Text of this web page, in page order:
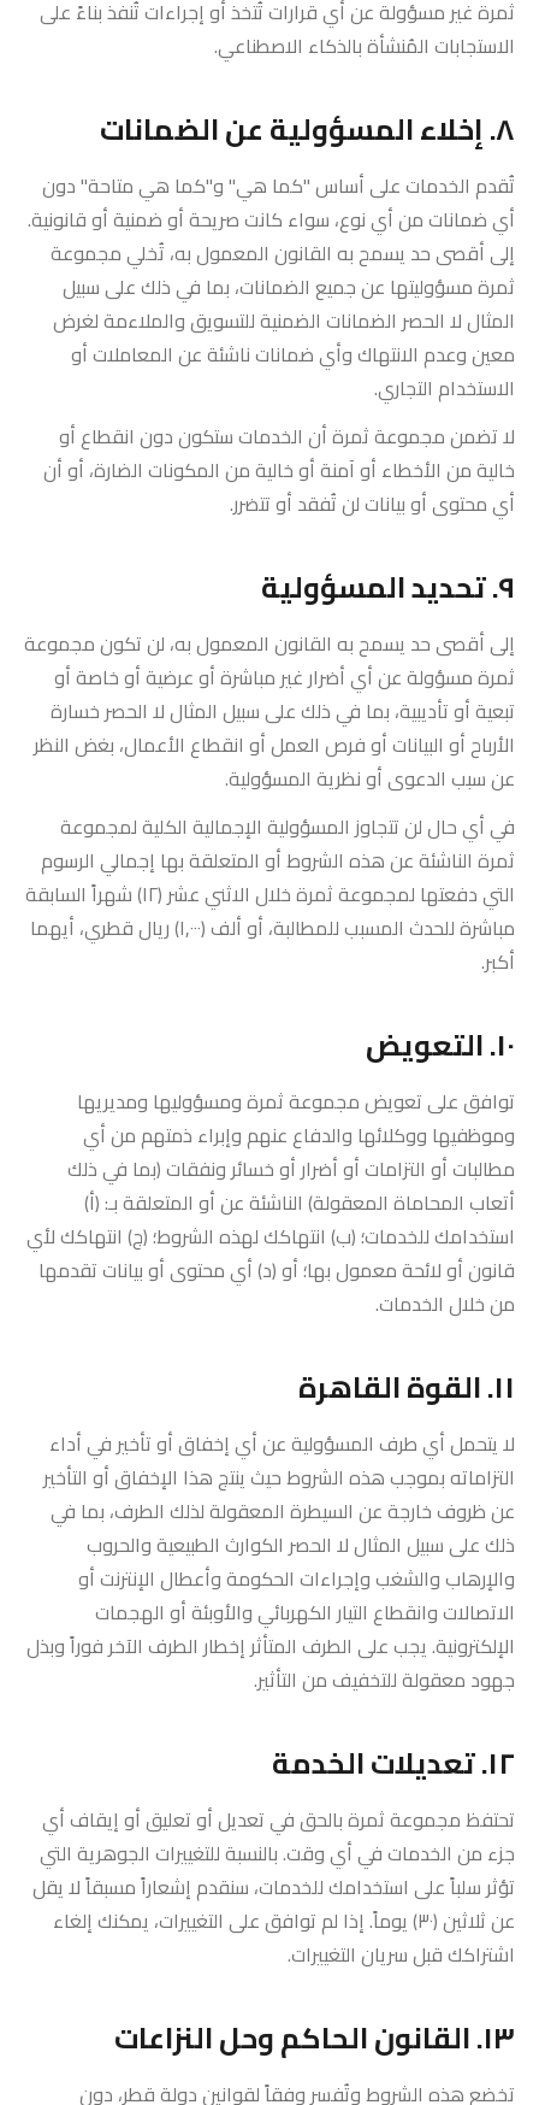
ثمرة غير مسؤولة عن أي قرارات تُتخذ أو إجراءات تُنفذ بناءً على
الاستجابات المُنشأة بالذكاء الاصطناعي.
٨. إخلاء المسؤولية عن الضمانات
تُقدم الخدمات على أساس "كما هي" و"كما هي متاحة" دون
أي ضمانات من أي نوع، سواء كانت صريحة أو ضمنية أو قانونية.
إلى أقصى حد يسمح به القانون المعمول به، تُخلي مجموعة
ثمرة مسؤوليتها عن جميع الضمانات، بما في ذلك على سبيل
المثال لا الحصر الضمانات الضمنية للتسويق والملاءمة لغرض
معين وعدم الانتهاك وأي ضمانات ناشئة عن المعاملات أو
الاستخدام التجاري.
لا تضمن مجموعة ثمرة أن الخدمات ستكون دون انقطاع أو
خالية من الأخطاء أو آمنة أو خالية من المكونات الضارة، أو أن
أي محتوى أو بيانات لن تُفقد أو تتضرر.
٩. تحديد المسؤولية
إلى أقصى حد يسمح به القانون المعمول به، لن تكون مجموعة
ثمرة مسؤولة عن أي أضرار غير مباشرة أو عرضية أو خاصة أو
تبعية أو تأديبية، بما في ذلك على سبيل المثال لا الحصر خسارة
الأرباح أو البيانات أو فرص العمل أو انقطاع الأعمال، بغض النظر
عن سبب الدعوى أو نظرية المسؤولية.
في أي حال لن تتجاوز المسؤولية الإجمالية الكلية لمجموعة
ثمرة الناشئة عن هذه الشروط أو المتعلقة بها إجمالي الرسوم
التي دفعتها لمجموعة ثمرة خلال الاثني عشر (١٢) شهراً السابقة
مباشرة للحدث المسبب للمطالبة، أو ألف (١,٠٠٠) ريال قطري، أيهما
أكبر.
١٠. التعويض
توافق على تعويض مجموعة ثمرة ومسؤوليها ومديريها
وموظفيها ووكلائها والدفاع عنهم وإبراء ذمتهم من أي
مطالبات أو التزامات أو أضرار أو خسائر ونفقات (بما في ذلك
أتعاب المحاماة المعقولة) الناشئة عن أو المتعلقة بـ: (أ)
استخدامك للخدمات؛ (ب) انتهاكك لهذه الشروط؛ (ج) انتهاكك لأي
قانون أو لائحة معمول بها؛ أو (د) أي محتوى أو بيانات تقدمها
من خلال الخدمات.
١١. القوة القاهرة
لا يتحمل أي طرف المسؤولية عن أي إخفاق أو تأخير في أداء
التزاماته بموجب هذه الشروط حيث ينتج هذا الإخفاق أو التأخير
عن ظروف خارجة عن السيطرة المعقولة لذلك الطرف، بما في
ذلك على سبيل المثال لا الحصر الكوارث الطبيعية والحروب
والإرهاب والشغب وإجراءات الحكومة وأعطال الإنترنت أو
الاتصالات وانقطاع التيار الكهربائي والأوبئة أو الهجمات
الإلكترونية. يجب على الطرف المتأثر إخطار الطرف الآخر فوراً وبذل
جهود معقولة للتخفيف من التأثير.
١٢. تعديلات الخدمة
تحتفظ مجموعة ثمرة بالحق في تعديل أو تعليق أو إيقاف أي
جزء من الخدمات في أي وقت. بالنسبة للتغييرات الجوهرية التي
تؤثر سلباً على استخدامك للخدمات، سنقدم إشعاراً مسبقاً لا يقل
عن ثلاثين (٣٠) يوماً. إذا لم توافق على التغييرات، يمكنك إلغاء
اشتراكك قبل سريان التغييرات.
١٣. القانون الحاكم وحل النزاعات
تخضع هذه الشروط وتُفسر وفقاً لقوانين دولة قطر، دون